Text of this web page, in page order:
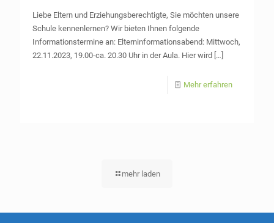
Liebe Eltern und Erziehungsberechtigte, Sie möchten unsere
Schule kennenlernen? Wir bieten Ihnen folgende
Informationstermine an: Elterninformationsabend: Mittwoch,
22.11.2023, 19.00-ca. 20.30 Uhr in der Aula. Hier wird […]
Mehr erfahren
mehr laden